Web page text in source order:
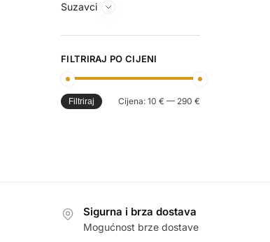
Suzavci
FILTRIRAJ PO CIJENI
Filtriraj Cijena: 10 € — 290 €
Sigurna i brza dostava
Mogućnost brze dostave